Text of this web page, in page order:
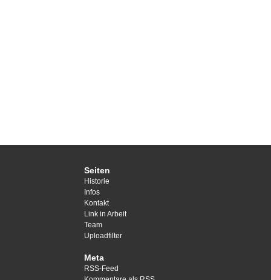
Seiten
Historie
Infos
Kontakt
Link in Arbeit
Team
Uploadfilter
Meta
RSS-Feed